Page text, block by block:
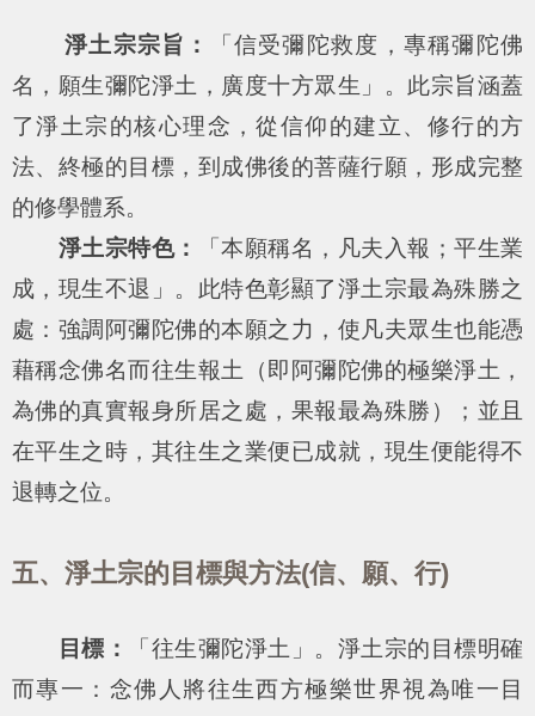
淨土宗宗旨：
「信受彌陀救度，專稱彌陀佛
名，願生彌陀淨土，廣度十方眾生」。此宗旨涵蓋
了淨土宗的核心理念，從信仰的建立、修行的方
法、終極的目標，到成佛後的菩薩行願，形成完整
的修學體系。
淨土宗特色：
「本願稱名，凡夫入報；平生業
成，現生不退」。此特色彰顯了淨土宗最為殊勝之
處：強調阿彌陀佛的本願之力，使凡夫眾生也能憑
藉稱念佛名而往生報土（即阿彌陀佛的極樂淨土，
為佛的真實報身所居之處，果報最為殊勝）；並且
在平生之時，其往生之業便已成就，現生便能得不
退轉之位。
五、淨土宗的目標與方法(信、願、行)
目標：
「往生彌陀淨土」。淨土宗的目標明確
而專一：念佛人將往生西方極樂世界視為唯一目